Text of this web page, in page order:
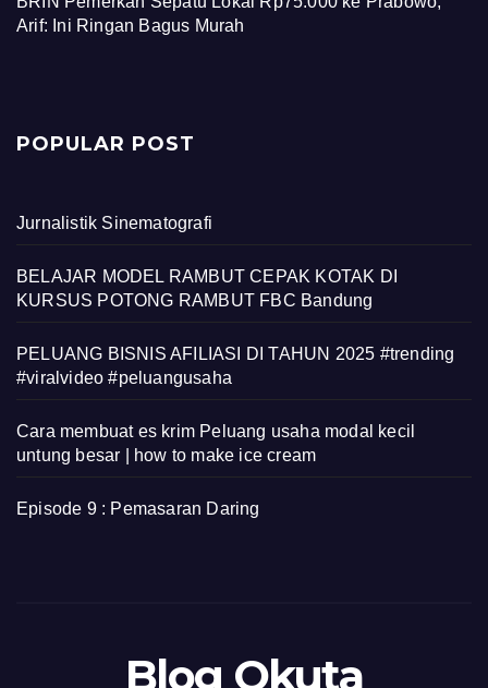
Arif: Ini Ringan Bagus Murah
POPULAR POST
Jurnalistik Sinematografi
BELAJAR MODEL RAMBUT CEPAK KOTAK DI
KURSUS POTONG RAMBUT FBC Bandung
PELUANG BISNIS AFILIASI DI TAHUN 2025 #trending
#viralvideo #peluangusaha
Cara membuat es krim Peluang usaha modal kecil
untung besar | how to make ice cream
Episode 9 : Pemasaran Daring
Blog Okuta